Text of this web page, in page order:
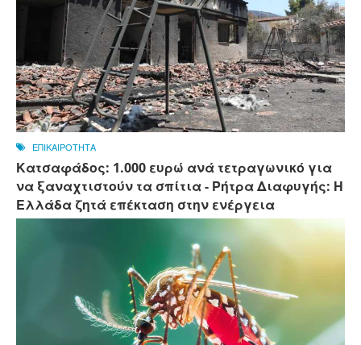
ΕΠΙΚΑΙΡΟΤΗΤΑ
Κατσαφάδος: 1.000 ευρώ ανά τετραγωνικό για
να ξαναχτιστούν τα σπίτια - Ρήτρα Διαφυγής: Η
Ελλάδα ζητά επέκταση στην ενέργεια